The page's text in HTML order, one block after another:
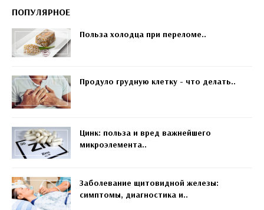
ПОПУЛЯРНОЕ
Польза холодца при переломе..
Продуло грудную клетку - что делать..
Цинк: польза и вред важнейшего
микроэлемента..
Заболевание щитовидной железы:
симптомы, диагностика и..